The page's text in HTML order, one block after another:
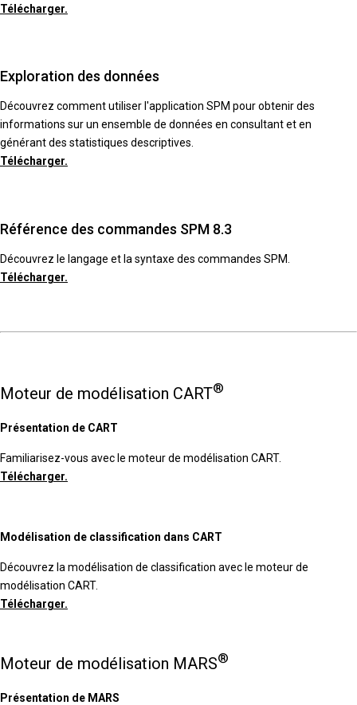
Télécharger.
Exploration des données
Découvrez comment utiliser l'application SPM pour obtenir des
informations sur un ensemble de données en consultant et en
générant des statistiques descriptives.
Télécharger.
Référence des commandes SPM 8.3
Découvrez le langage et la syntaxe des commandes SPM.
Télécharger.
Moteur de modélisation CART®
Présentation de CART
Familiarisez-vous avec le moteur de modélisation CART.
Télécharger.
Modélisation de classification dans CART
Découvrez la modélisation de classification avec le moteur de
modélisation CART.
Télécharger.
Moteur de modélisation MARS®
Présentation de MARS